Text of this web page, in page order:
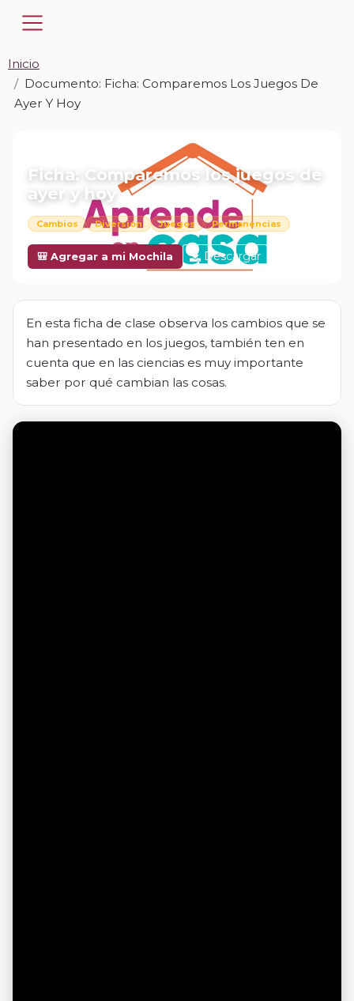
Inicio
Documento: Ficha: Comparemos Los Juegos De
Ayer Y Hoy
Ficha: Comparemos los juegos de
ayer y hoy
Cambios Diversión Juegos Permanencias
🎒 Agregar a mi Mochila Descargar
En esta ficha de clase observa los cambios que se
han presentado en los juegos, también ten en
cuenta que en las ciencias es muy importante
saber por qué cambian las cosas.